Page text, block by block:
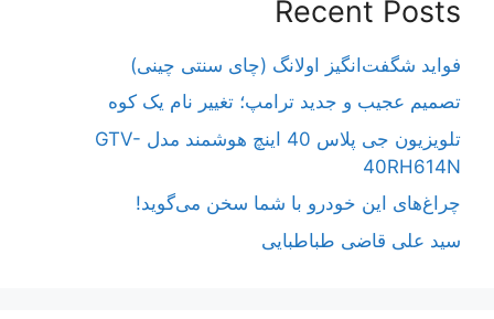
Recent Posts
فواید شگفت‌انگیز اولانگ (چای سنتی چینی)
تصمیم عجیب و جدید ترامپ؛ تغییر نام یک کوه
تلویزیون جی پلاس 40 اینچ هوشمند مدل GTV-
40RH614N
چراغ‌های این خودرو با شما سخن می‌گوید!
سید علی قاضی طباطبایی